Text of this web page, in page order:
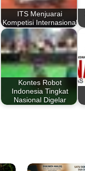
ITS Menjuarai
Kompetisi Internasional
Kontes Robot
Indonesia Tingkat
Nasional Digelar